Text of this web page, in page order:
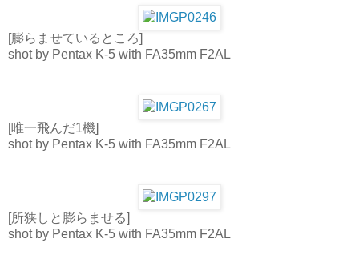
[膨らませているところ]
shot by Pentax K-5 with FA35mm F2AL
[唯一飛んだ1機]
shot by Pentax K-5 with FA35mm F2AL
[所狭しと膨らませる]
shot by Pentax K-5 with FA35mm F2AL